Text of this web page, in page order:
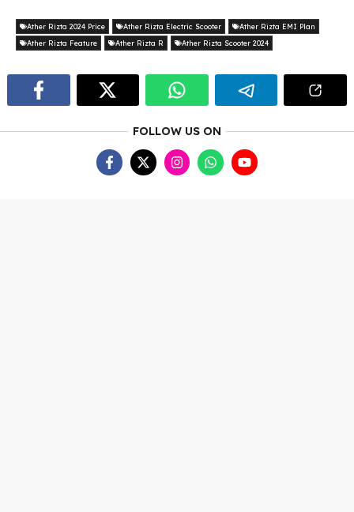
Ather Rizta 2024 Price Ather Rizta Electric Scooter
Ather Rizta EMI Plan
Ather Rizta Feature
Ather Rizta R Ather Rizta Scooter 2024
FOLLOW US ON